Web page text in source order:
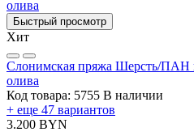
Быстрый просмотр
Хит
Слонимская пряжа Шерсть/ПАН
олива
Код товара: 5755 В наличии
+ еще 47 вариантов
3.200 BYN